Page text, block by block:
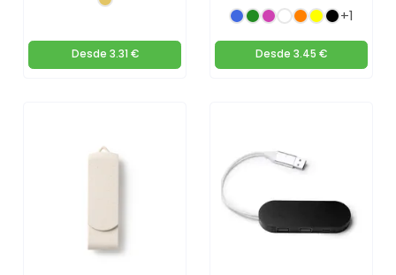
Desde 3.31 €
+1
Desde 3.45 €